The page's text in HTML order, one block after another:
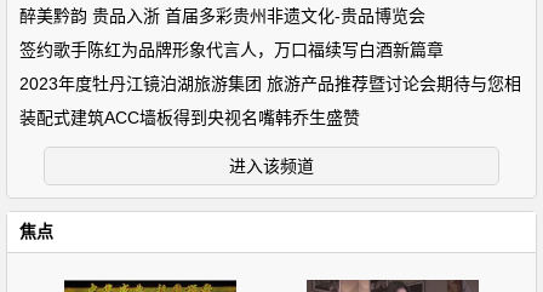
醉美黔韵 贵品入浙 首届多彩贵州非遗文化-贵品博览会
签约歌手陈红为品牌形象代言人，万口福续写白酒新篇章
2023年度牡丹江镜泊湖旅游集团 旅游产品推荐暨讨论会期待与您相
装配式建筑ACC墙板得到央视名嘴韩乔生盛赞
进入该频道
焦点